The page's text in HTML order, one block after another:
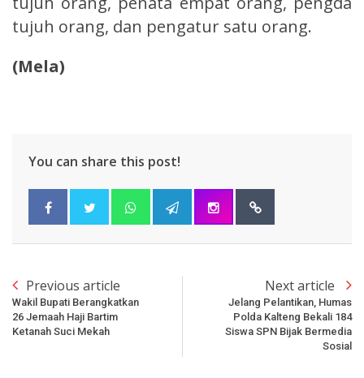
tujuh orang, dan pengatur satu orang.
(Mela)
You can share this post!
Previous article
Wakil Bupati Berangkatkan
26 Jemaah Haji Bartim
Ketanah Suci Mekah
Next article
Jelang Pelantikan, Humas
Polda Kalteng Bekali 184
Siswa SPN Bijak Bermedia
Sosial